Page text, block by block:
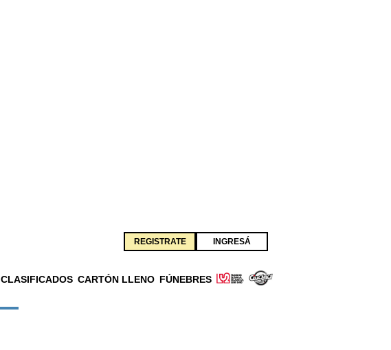
REGISTRATE INGRESÁ
CLASIFICADOS CARTÓN LLENO FÚNEBRES